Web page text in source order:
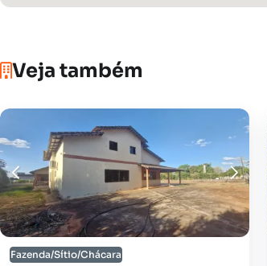
Veja também
Fazenda/Sítio/Chácara